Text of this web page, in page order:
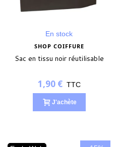
En stock
SHOP COIFFURE
Sac en tissu noir réutilisable
1,90 € TTC
J'achète